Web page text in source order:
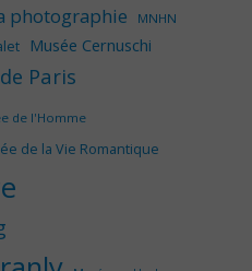
photographie
MNHN
Musée Cernuschi
Paris
de l'Homme
de la Vie Romantique